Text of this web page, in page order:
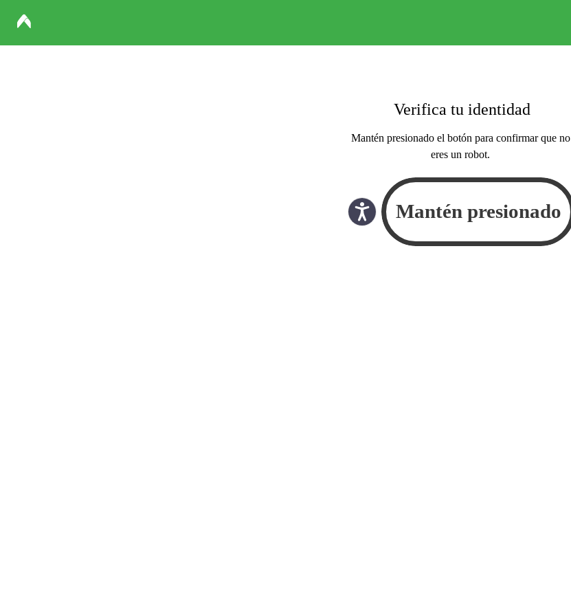
Verifica tu identidad
Mantén presionado el botón para confirmar que no
eres un robot.